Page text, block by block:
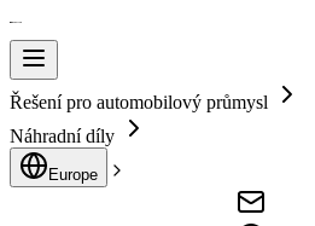
Řešení pro automobilový průmysl
Náhradní díly
Europe